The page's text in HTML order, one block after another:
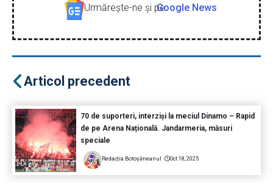
Urmăreşte-ne şi peGoogle News
Articol precedent
70 de suporteri, interziși la meciul Dinamo – Rapid
de pe Arena Națională. Jandarmeria, măsuri
speciale
Redacția Botoșăneanul Oct 18, 2025